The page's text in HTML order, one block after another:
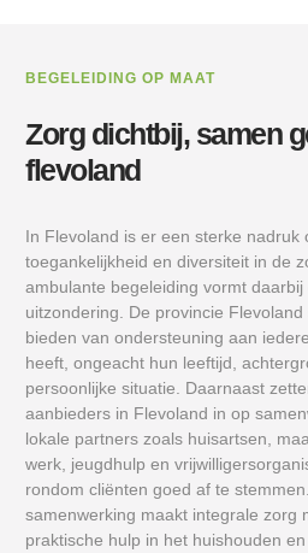
BEGELEIDING OP MAAT
Zorg dichtbij, samen
flevoland
In Flevoland is er een sterke nadruk
toegankelijkheid en diversiteit in de
ambulante begeleiding vormt daarbij
uitzondering. De provincie
bieden van ondersteuning aan
heeft, ongeacht hun leeftijd,
persoonlijke situatie. Daarnaast
aanbieders in Flevoland in op
lokale partners zoals huisartsen,
werk, jeugdhulp en
rondom cliënten goed af te
samenwerking maakt integrale zorg
praktische hulp in het huishouden